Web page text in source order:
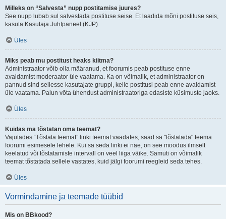
Milleks on “Salvesta” nupp postitamise juures?
See nupp lubab sul salvestada postituse seise. Et laadida mõni postituse seis,
kasuta Kasutaja Juhtpaneel (KJP).
Üles
Miks peab mu postitust heaks kiitma?
Administraator võib olla määranud, et foorumis peab postituse enne
avaldamist moderaator üle vaatama. Ka on võimalik, et administraator on
pannud sind sellesse kasutajate gruppi, kelle postitusi peab enne avaldamist
üle vaatama. Palun võta ühendust administraatoriga edasiste küsimuste jaoks.
Üles
Kuidas ma tõstatan oma teemat?
Vajutades “Tõstata teemat” linki teemat vaadates, saad sa "tõstatada" teema
foorumi esimesele lehele. Kui sa seda linki ei näe, on see moodus ilmselt
keelatud või tõstatamiste intervall on veel liiga väike. Samuti on võimalik
teemat tõstatada sellele vastates, kuid jälgi foorumi reegleid seda tehes.
Üles
Vormindamine ja teemade tüübid
Mis on BBkood?